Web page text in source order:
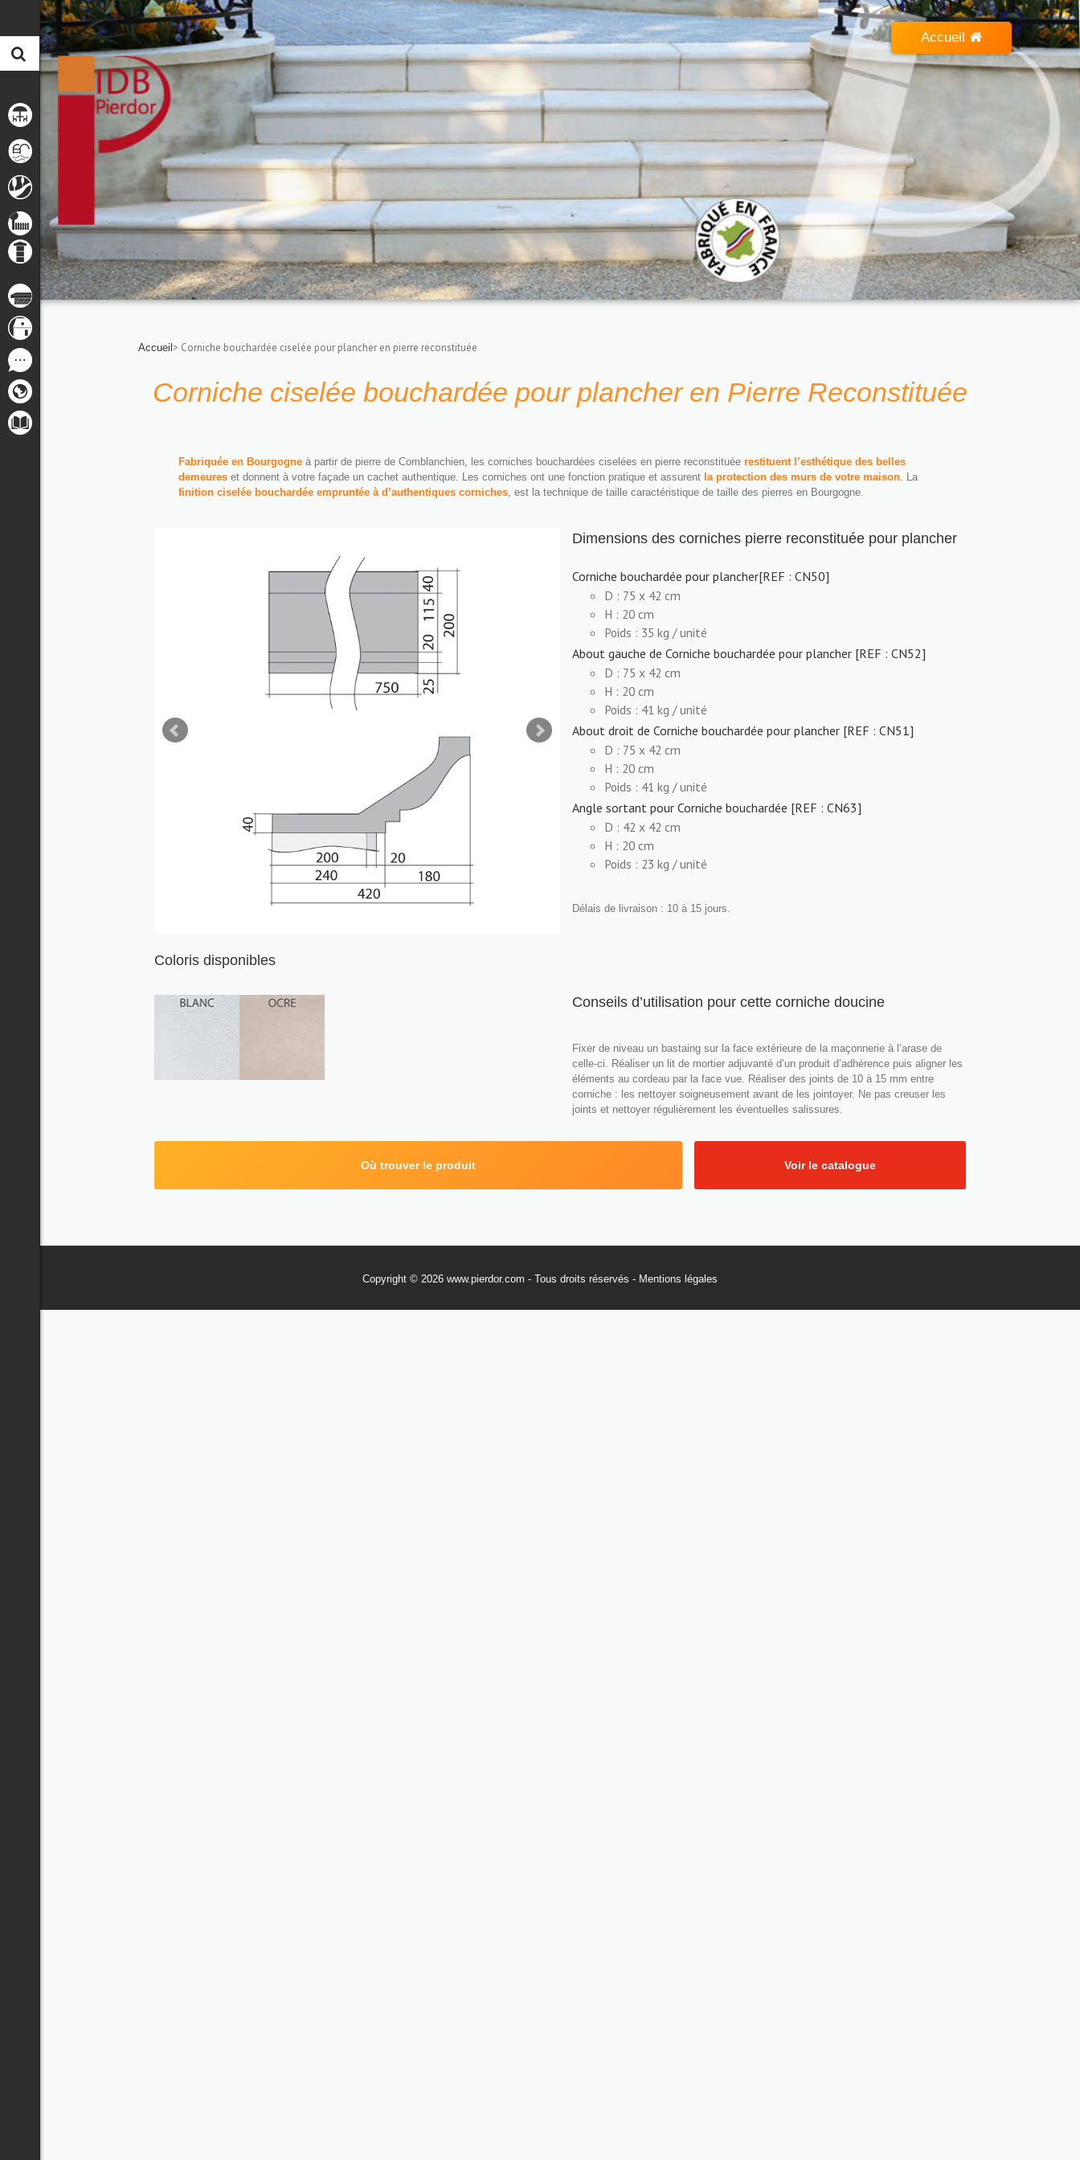
Accueil
Accueil > Corniche bouchardée ciselée pour plancher en pierre reconstituée
Corniche ciselée bouchardée pour plancher en Pierre Reconstituée
Fabriquée en Bourgogne à partir de pierre de Comblanchien, les corniches bouchardées ciselées en pierre reconstituée restituent l’esthétique des belles
demeures et donnent à votre façade un cachet authentique. Les corniches ont une fonction pratique et assurent la protection des murs de votre maison . La
finition ciselée bouchardée empruntée à d’authentiques corniches , est la technique de taille caractéristique de taille des pierres en Bourgogne.
Coloris disponibles
Dimensions des corniches pierre reconstituée pour plancher
Corniche bouchardée pour plancher[REF : CN50]
D : 75 x 42 cm
H : 20 cm
Poids : 35 kg / unité
About gauche de Corniche bouchardée pour plancher [REF : CN52]
D : 75 x 42 cm
H : 20 cm
Poids : 41 kg / unité
About droit de Corniche bouchardée pour plancher [REF : CN51]
D : 75 x 42 cm
H : 20 cm
Poids : 41 kg / unité
Angle sortant pour Corniche bouchardée [REF : CN63]
D : 42 x 42 cm
H : 20 cm
Poids : 23 kg / unité
Délais de livraison : 10 à 15 jours.
Conseils d’utilisation pour cette corniche doucine
Fixer de niveau un bastaing sur la face extérieure de la maçonnerie à l’arase de
celle-ci. Réaliser un lit de mortier adjuvanté d’un produit d’adhérence puis aligner les
éléments au cordeau par la face vue. Réaliser des joints de 10 à 15 mm entre
corniche : les nettoyer soigneusement avant de les jointoyer. Ne pas creuser les
joints et nettoyer régulièrement les éventuelles salissures.
Où trouver le produit Voir le catalogue
Copyright © 2026 www.pierdor.com - Tous droits réservés - Mentions légales